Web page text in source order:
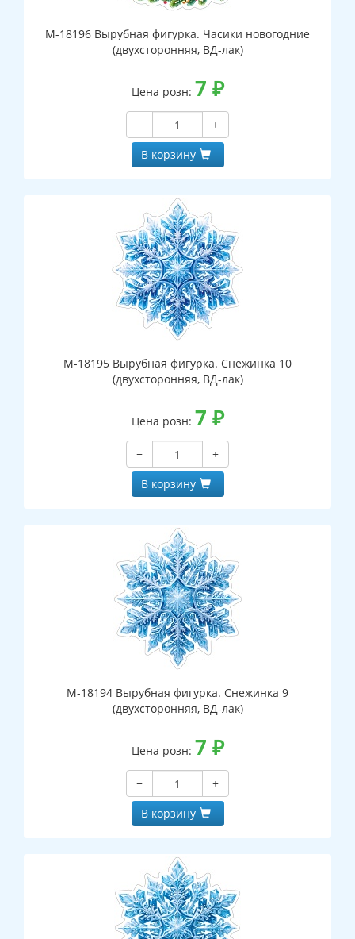
М-18196 Вырубная фигурка. Часики новогодние
(двухсторонняя, ВД-лак)
Цена розн: 7 ₽
−
+
В корзину
М-18195 Вырубная фигурка. Снежинка 10
(двухсторонняя, ВД-лак)
Цена розн: 7 ₽
−
+
В корзину
М-18194 Вырубная фигурка. Снежинка 9
(двухсторонняя, ВД-лак)
Цена розн: 7 ₽
−
+
В корзину